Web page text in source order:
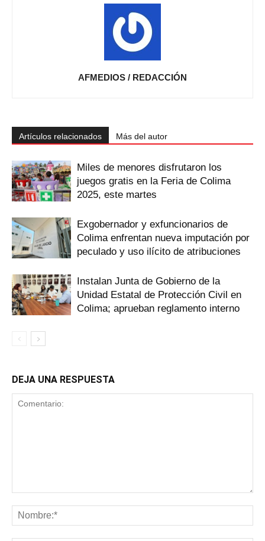
AFMEDIOS / REDACCIÓN
Artículos relacionados Más del autor
Miles de menores disfrutaron los
juegos gratis en la Feria de Colima
2025, este martes
Exgobernador y exfuncionarios de
Colima enfrentan nueva imputación por
peculado y uso ilícito de atribuciones
Instalan Junta de Gobierno de la
Unidad Estatal de Protección Civil en
Colima; aprueban reglamento interno
DEJA UNA RESPUESTA